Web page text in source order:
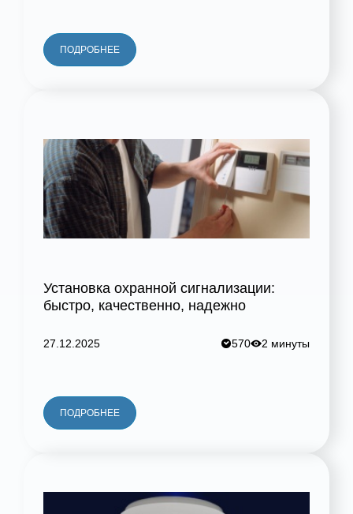
ПОДРОБНЕЕ
Установка охранной сигнализации:
быстро, качественно, надежно
27.12.2025 570 2 минуты
ПОДРОБНЕЕ